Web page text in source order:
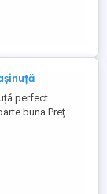
perfect
buna Preț
150 lei